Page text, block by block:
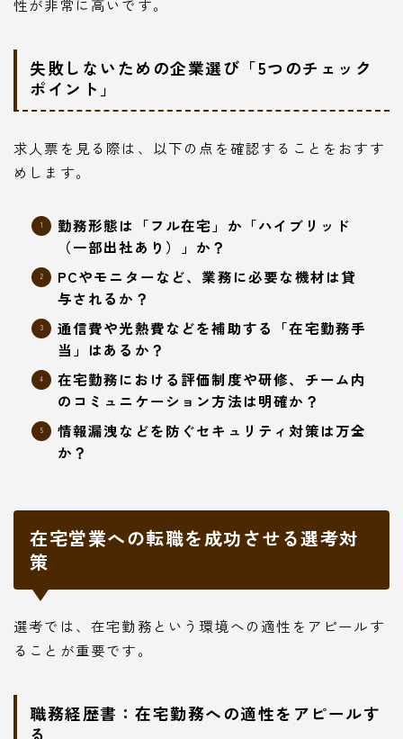
性が非常に高いです。
失敗しないための企業選び「5つのチェック
ポイント」
求人票を見る際は、以下の点を確認することをおすす
めします。
勤務形態は「フル在宅」か「ハイブリッド
（一部出社あり）」か？
PCやモニターなど、業務に必要な機材は貸
与されるか？
通信費や光熱費などを補助する「在宅勤務手
当」はあるか？
在宅勤務における評価制度や研修、チーム内
のコミュニケーション方法は明確か？
情報漏洩などを防ぐセキュリティ対策は万全
か？
在宅営業への転職を成功させる選考対
策
選考では、在宅勤務という環境への適性をアピールす
ることが重要です。
職務経歴書：在宅勤務への適性をアピールす
る